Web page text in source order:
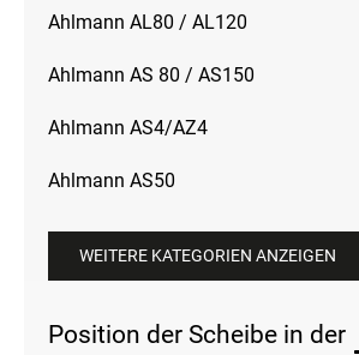
Ahlmann AL80 / AL120
Ahlmann AS 80 / AS150
Ahlmann AS4/AZ4
Ahlmann AS50
WEITERE KATEGORIEN ANZEIGEN
Position der Scheibe in der